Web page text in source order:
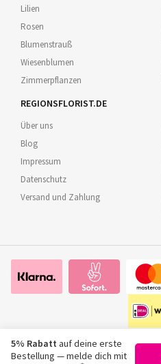
Lilien
Rosen
Blumenstrauß
Wiesenblumen
Zimmerpflanzen
REGIONSFLORIST.DE
Über uns
Blog
Impressum
Datenschutz
Versand und Zahlung
5% Rabatt auf deine erste
Bestellung — melde dich mit